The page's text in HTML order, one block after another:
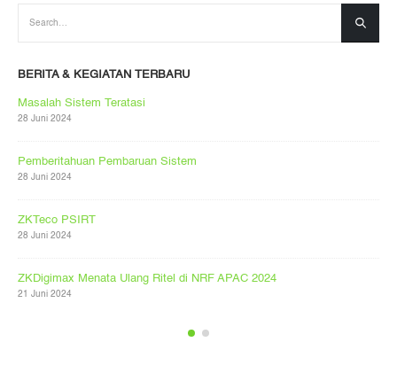
BERITA & KEGIATAN TERBARU
Masalah Sistem Teratasi
28 Juni 2024
Pemberitahuan Pembaruan Sistem
28 Juni 2024
ZKTeco PSIRT
28 Juni 2024
ZKDigimax Menata Ulang Ritel di NRF APAC 2024
21 Juni 2024